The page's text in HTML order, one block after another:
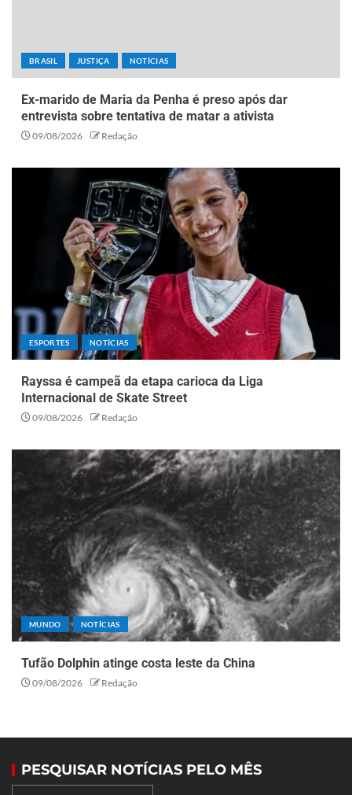
BRASIL JUSTIÇA NOTÍCIAS
Ex-marido de Maria da Penha é preso após dar
entrevista sobre tentativa de matar a ativista
09/08/2026 Redação
ESPORTES NOTÍCIAS
Rayssa é campeã da etapa carioca da Liga
Internacional de Skate Street
09/08/2026 Redação
MUNDO NOTÍCIAS
Tufão Dolphin atinge costa leste da China
09/08/2026 Redação
PESQUISAR NOTÍCIAS PELO MÊS